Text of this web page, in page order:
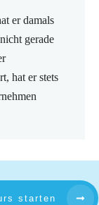
er damals
gerade
hat er stets
starten